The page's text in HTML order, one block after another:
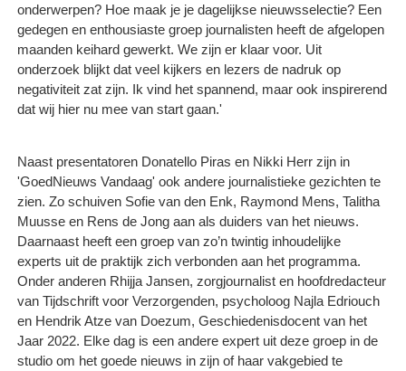
onderwerpen? Hoe maak je je dagelijkse nieuwsselectie? Een
gedegen en enthousiaste groep journalisten heeft de afgelopen
maanden keihard gewerkt. We zijn er klaar voor. Uit
onderzoek blijkt dat veel kijkers en lezers de nadruk op
negativiteit zat zijn. Ik vind het spannend, maar ook inspirerend
dat wij hier nu mee van start gaan.'
Naast presentatoren Donatello Piras en Nikki Herr zijn in
'GoedNieuws Vandaag' ook andere journalistieke gezichten te
zien. Zo schuiven Sofie van den Enk, Raymond Mens, Talitha
Muusse en Rens de Jong aan als duiders van het nieuws.
Daarnaast heeft een groep van zo’n twintig inhoudelijke
experts uit de praktijk zich verbonden aan het programma.
Onder anderen Rhijja Jansen, zorgjournalist en hoofdredacteur
van Tijdschrift voor Verzorgenden, psycholoog Najla Edriouch
en Hendrik Atze van Doezum, Geschiedenisdocent van het
Jaar 2022. Elke dag is een andere expert uit deze groep in de
studio om het goede nieuws in zijn of haar vakgebied te